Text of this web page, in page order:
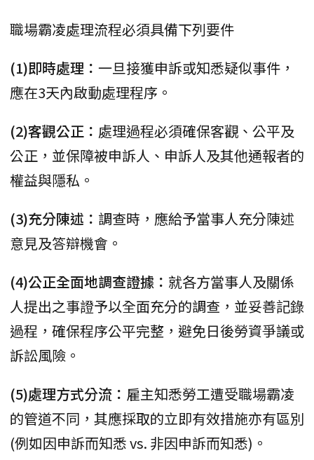
職場霸凌處理流程必須具備下列要件
(1)即時處理： 一旦接獲申訴或知悉疑似事件，
應在3天內啟動處理程序。
(2)客觀公正： 處理過程必須確保客觀、公平及
公正，並保障被申訴人、申訴人及其他通報者的
權益與隱私。
(3)充分陳述： 調查時，應給予當事人充分陳述
意見及答辯機會。
(4)公正全面地調查證據： 就各方當事人及關係
人提出之事證予以全面充分的調查，並妥善記錄
過程，確保程序公平完整，避免日後勞資爭議或
訴訟風險。
(5)處理方式分流： 雇主知悉勞工遭受職場霸凌
的管道不同，其應採取的立即有效措施亦有區別
(例如因申訴而知悉 vs. 非因申訴而知悉)。